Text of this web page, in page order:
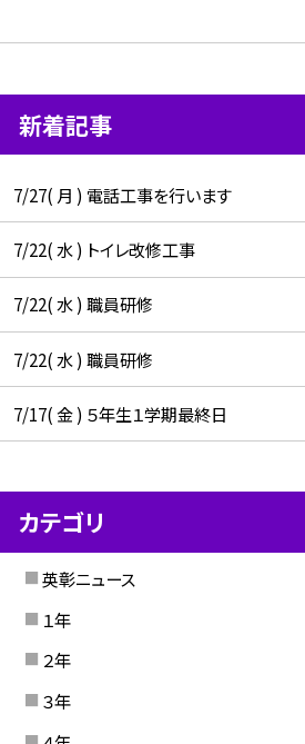
新着記事
7/27( 月 ) 電話工事を行います
7/22( 水 ) トイレ改修工事
7/22( 水 ) 職員研修
7/22( 水 ) 職員研修
7/17( 金 ) ５年生１学期最終日
カテゴリ
英彰ニュース
１年
２年
３年